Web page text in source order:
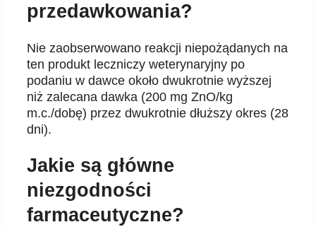
przedawkowania?
Nie zaobserwowano reakcji niepożądanych na
ten produkt leczniczy weterynaryjny po
podaniu w dawce około dwukrotnie wyższej
niż zalecana dawka (200 mg ZnO/kg
m.c./dobę) przez dwukrotnie dłuższy okres (28
dni).
Jakie są główne
niezgodności
farmaceutyczne?